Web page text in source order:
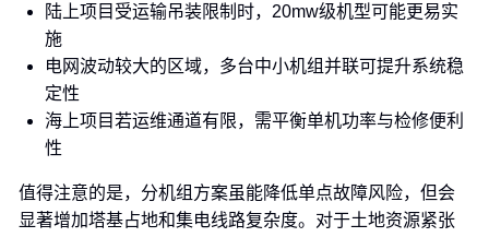
陆上项目受运输吊装限制时，20mw级机型可能更易实
施
电网波动较大的区域，多台中小机组并联可提升系统稳
定性
海上项目若运维通道有限，需平衡单机功率与检修便利
性
值得注意的是，分机组方案虽能降低单点故障风险，但会
显著增加塔基占地和集电线路复杂度。对于土地资源紧张